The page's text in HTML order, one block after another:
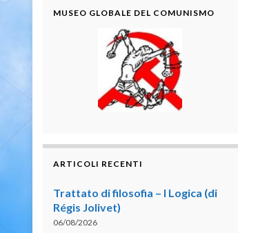
MUSEO GLOBALE DEL COMUNISMO
ARTICOLI RECENTI
Trattato di filosofia – I Logica (di
Régis Jolivet)
06/08/2026